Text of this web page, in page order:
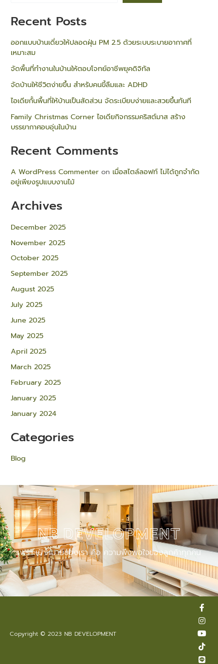
Recent Posts
ออกแบบบ้านเดี่ยวให้ปลอดฝุ่น PM 2.5 ด้วยระบบระบายอากาศที่
เหมาะสม
จัดพื้นที่ทำงานในบ้านให้ตอบโจทย์อาชีพยุคดิจิทัล
จัดบ้านให้ชีวิตง่ายขึ้น สำหรับคนขี้ลืมและ ADHD
ไอเดียกั้นพื้นที่ให้บ้านเป็นสัดส่วน จัดระเบียบง่ายและสวยขึ้นทันที
Family Christmas Corner ไอเดียกิจกรรมคริสต์มาส สร้าง
บรรยากาศอบอุ่นในบ้าน
Recent Comments
A WordPress Commenter on เมื่อสไตล์ลอฟท์ ไม่ได้ถูกจำกัด
อยู่เพียงรูปแบบงานไม้
Archives
December 2025
November 2025
October 2025
September 2025
August 2025
July 2025
June 2025
May 2025
April 2025
March 2025
February 2025
January 2025
January 2024
Categories
Blog
NB DEVELOPMENT
เพราะเป้าหมายของเรา คือ ความพึงพอใจของลูกค้าทุกคน
Copyright © 2023 NB DEVELOPMENT
F
a
c
e
b
o
o
k
I
n
s
t
a
g
r
a
Y
o
u
t
u
b
e
T
i
k
t
o
k
L
i
n
e